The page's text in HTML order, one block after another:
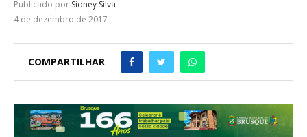
Publicado por Sidney Silva
4 de dezembro de 2017
COMPARTILHAR